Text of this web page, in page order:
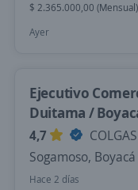
$ 2.365.000,00 (Mensual)
Ayer
Ejecutivo
Duitama /
4,7
Sogamoso, Boyacá
Hace 2 días